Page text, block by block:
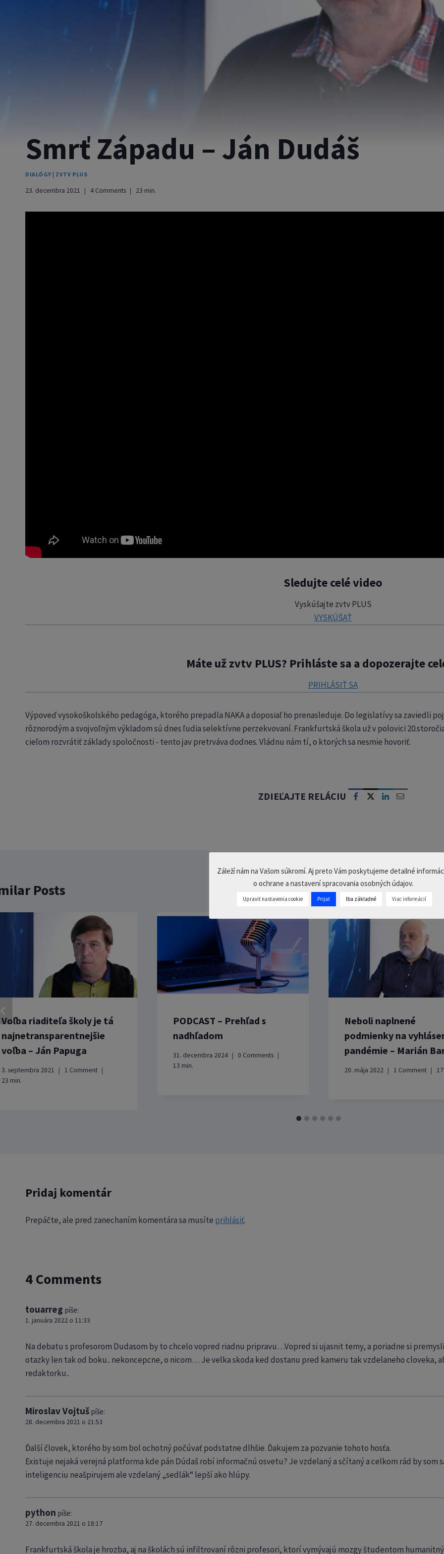
Smrť Západu – Ján Dudáš
DIALÓGY | ZVTV PLUS
23. decembra 2021 4 Comments 23 min.
Sledujte celé video
Vyskúšajte zvtv PLUS
VYSKÚŠAŤ
Máte už zvtv PLUS? Prihláste sa a dopozerajte
PRIHLÁSIŤ SA
Výpoveď vysokoškolského pedagóga, ktorého prepadla NAKA a doposiaľ ho prenasleduje. Do legislatívy sa zaviedli
rôznorodým a svojvoľným výkladom sú dnes ľudia selektívne perzekvovaní. Frankfurtská škola už v polovici
cieľom rozvrátiť základy spoločnosti - tento jav pretrváva dodnes. Vládnu nám tí, o ktorých sa nesmie hovoriť.
ZDIEĽAJTE RELÁCIU
Posts
Voľba riaditeľa školy je tá
najnetransparentnejšie
voľba – Ján Papuga
3. septembra 2021
1 Comment
23 min.
PODCAST – Prehľad s
nadhľadom
31. decembra 2024
0 Comments
13 min.
Neboli naplnené
podmienky na
pandémie – Marián
20. mája 2022 1 Comment 17
Pridaj komentár
Prepáčte, ale pred zanechaním komentára sa musíte prihlásiť.
4 Comments
touarreg píše:
1. januára 2022 o 11:33
Na debatu s profesorom Dudasom by to chcelo vopred riadnu pripravu…Vopred si ujasnit temy, a poriadne si
otazky len tak od boku.. nekoncepcne, o nicom… Je velka skoda ked dostanu pred kameru tak vzdelaneho cloveka,
redaktorku..
Miroslav Vojtuš píše:
28. decembra 2021 o 21:53
Ďalší človek, ktorého by som bol ochotný počúvať podstatne dlhšie. Ďakujem za pozvanie tohoto hosťa.
Existuje nejaká verejná platforma kde pán Dúdaš robí informačnú osvetu? Je vzdelaný a sčítaný a celkom rád by som
inteligenciu neašpirujem ale vzdelaný „sedlák“ lepší ako hlúpy.
python píše:
27. decembra 2021 o 18:17
Frankfurtská škola je hrozba, aj na školách sú infiltrovaní rôzni profesori, ktorí vymývajú mozgy študentom
Záleží nám na Vašom súkromí. Aj preto Vám poskytujeme detailné
o ochrane a nastavení spracovania osobných údajov.
Upraviť nastavenia cookie Prijať Iba základné Viac informácií